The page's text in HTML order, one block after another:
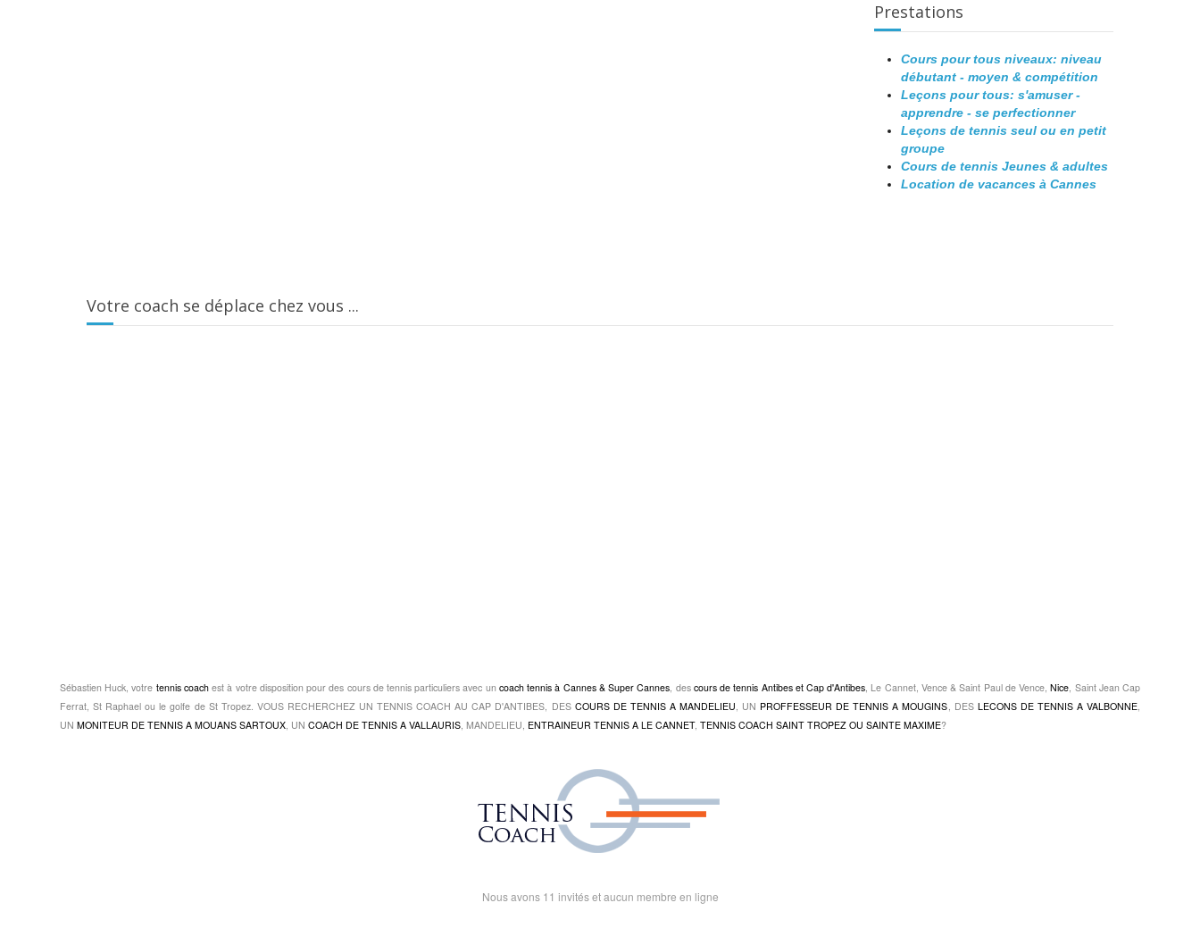
Prestations
Cours pour tous niveaux: niveau
débutant - moyen & compétition
Leçons pour tous: s'amuser -
apprendre - se perfectionner
Leçons de tennis seul ou en petit
groupe
Cours de tennis Jeunes & adultes
Location de vacances à Cannes
Votre coach se déplace chez vous ...
Sébastien Huck, votre tennis coachest à votre disposition pour des cours de tennis particuliers avec un coach tennis à Cannes & Super Cannes, des cours de tennis Antibes et Cap d'Antibes, Le Cannet, Vence & Saint Paul de Vence,Nice, Saint Jean Cap
Ferrat, St Raphael ou le golfe de St Tropez. VOUS RECHERCHEZ UN TENNIS COACH AU CAP D'ANTIBES, DES COURS DE TENNIS A MANDELIEU, UN PROFFESSEUR DE TENNIS A MOUGINS, DES LECONS DE TENNIS A VALBONNE,
UN MONITEUR DE TENNIS A MOUANS SARTOUX, UN COACH DE TENNIS A VALLAURIS, MANDELIEU, ENTRAINEUR TENNIS A LE CANNET, TENNIS COACH SAINT TROPEZ OU SAINTE MAXIME?
Nous avons 11 invités et aucun membre en ligne